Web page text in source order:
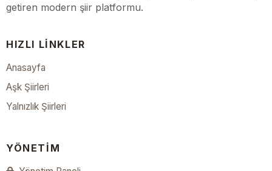
getiren modern şiir platformu.
HIZLI LINKLER
Anasayfa
Aşk Şiirleri
Yalnızlık Şiirleri
YÖNETIM